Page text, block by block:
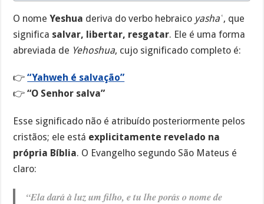
O nomeYeshua deriva do verbo hebraico yashaʿ, que
significa salvar, libertar, resgatar. Ele é uma forma
abreviada de Yehoshua, cujo significado completo é:
👉“Yahweh é salvação”
👉“O Senhor salva”
Esse significado não é atribuído posteriormente pelos
cristãos; ele está explicitamente revelado na
própria Bíblia. O Evangelho segundo São Mateus é
claro:
“Ela dará à luz um filho, e tu lhe porás o nome de